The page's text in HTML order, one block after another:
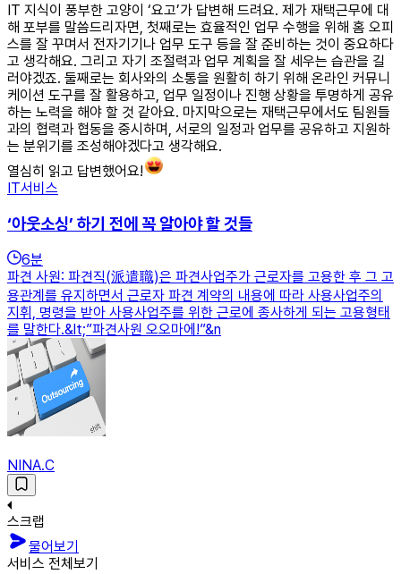
IT 지식이 풍부한 고양이 ‘요고’가 답변해 드려요. 제가 재택근무에 대
해 포부를 말씀드리자면, 첫째로는 효율적인 업무 수행을 위해 홈 오피
스를 잘 꾸며서 전자기기나 업무 도구 등을 잘 준비하는 것이 중요하다
고 생각해요. 그리고 자기 조절력과 업무 계획을 잘 세우는 습관을 길
러야겠죠. 둘째로는 회사와의 소통을 원활히 하기 위해 온라인 커뮤니
케이션 도구를 잘 활용하고, 업무 일정이나 진행 상황을 투명하게 공유
하는 노력을 해야 할 것 같아요. 마지막으로는 재택근무에서도 팀원들
과의 협력과 협동을 중시하며, 서로의 일정과 업무를 공유하고 지원하
는 분위기를 조성해야겠다고 생각해요.
열심히 읽고 답변했어요!
IT서비스
‘아웃소싱’ 하기 전에 꼭 알아야 할 것들
6분
파견 사원: 파견직(派遣職)은 파견사업주가 근로자를 고용한 후 그 고
용관계를 유지하면서 근로자 파견 계약의 내용에 따라 사용사업주의
지휘, 명령을 받아 사용사업주를 위한 근로에 종사하게 되는 고용형태
를 말한다.&lt;”파견사원 오오마에!”&n
NINA.C
스크랩
물어보기
서비스 전체보기